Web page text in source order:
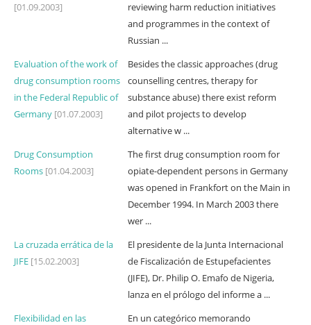
[01.09.2003]
reviewing harm reduction initiatives
and programmes in the context of
Russian ...
Evaluation of the work of
drug consumption rooms
in the Federal Republic of
Germany [01.07.2003]
Besides the classic approaches (drug
counselling centres, therapy for
substance abuse) there exist reform
and pilot projects to develop
alternative w ...
Drug Consumption
Rooms [01.04.2003]
The first drug consumption room for
opiate-dependent persons in Germany
was opened in Frankfort on the Main in
December 1994. In March 2003 there
wer ...
La cruzada errática de la
JIFE [15.02.2003]
El presidente de la Junta Internacional
de Fiscalización de Estupefacientes
(JIFE), Dr. Philip O. Emafo de Nigeria,
lanza en el prólogo del informe a ...
Flexibilidad en las
En un categórico memorando